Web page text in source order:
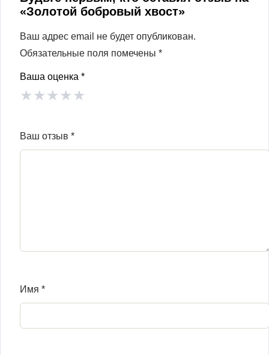
«Золотой бобровый хвост»
Ваш адрес email не будет опубликован.
Обязательные поля помечены *
Ваша оценка *
★★★★★
Ваш отзыв *
Имя *